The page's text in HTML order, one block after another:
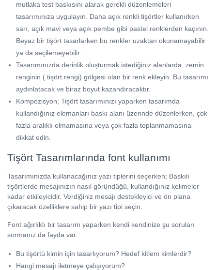
mutlaka test baskısını alarak gerekli düzenlemeleri
tasarımınıza uygulayın. Daha açık renkli tişörtler kullanırken
sarı, açık mavi veya açık pembe gibi pastel renklerden kaçının.
Beyaz bir tişört tasarlarken bu renkler uzaktan okunamayabilir
ya da seçilemeyebilir.
Tasarımınızda derinlik oluşturmak istediğiniz alanlarda, zemin
renginin ( tişört rengi) gölgesi olan bir renk ekleyin. Bu tasarımı
aydınlatacak ve biraz boyut kazandıracaktır.
Kompozisyon; Tişört tasarımınızı yaparken tasarımda
kullandığınız elemanları baskı alanı üzerinde düzenlerken, çok
fazla aralıklı olmamasına veya çok fazla toplanmamasına
dikkat edin.
Tişört Tasarımlarında font kullanımı
Tasarımınızda kullanacağınız yazı tiplerini seçerken; Baskılı
tişörtlerde mesajınızın nasıl göründüğü, kullandığınız kelimeler
kadar etkileyicidir. Verdiğiniz mesajı destekleyici ve ön plana
çıkaracak özelliklere sahip bir yazı tipi seçin.
Font ağırlıklı bir tasarım yaparken kendi kendinize şu soruları
sormanız da fayda var.
Bu tişörtü kimin için tasarlıyorum? Hedef kitlem kimlerdir?
Hangi mesajı iletmeye çalışıyorum?